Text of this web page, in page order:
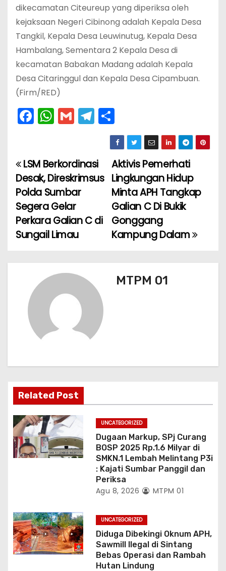
dikecamatan Citeureup yang diperiksa oleh
kejaksaan Negeri Cibinong adalah Kepala Desa
Tangkil, Kepala Desa Leuwinutug, Kepala Desa
Hambalang, Sementara 2 Kepala Desa di
kecamatan Babakan Madang adalah Kepala
Desa Citaringgul dan Kepala Desa Cipambuan.
(Firm/RED)
F
a
e
b
o
o
k
W
h
ts
A
p
p
G
m
l
T
el
gr
a
h
ar
e
N
a
v
i
Aktivis Pemerhati
Lingkungan Hidup
Minta APH Tangkap
Galian C Di Bukik
Gonggang
Kampung Dalam
LSM Berkordinasi
Desak, Direskrimsus
Polda Sumbar
Segera Gelar
Perkara Galian C di
Sungail Limau
MTPM 01
Related Post
UNCATEGORIZED
Dugaan Markup, SPj Curang
BOSP 2025 Rp.1.6 Milyar di
SMKN.1 Lembah Melintang P3i
: Kajati Sumbar Panggil dan
Periksa
Agu 8, 2026 MTPM 01
UNCATEGORIZED
Diduga Dibekingi Oknum APH,
Sawmill Ilegal di Sintang
Bebas Operasi dan Rambah
Hutan Lindung